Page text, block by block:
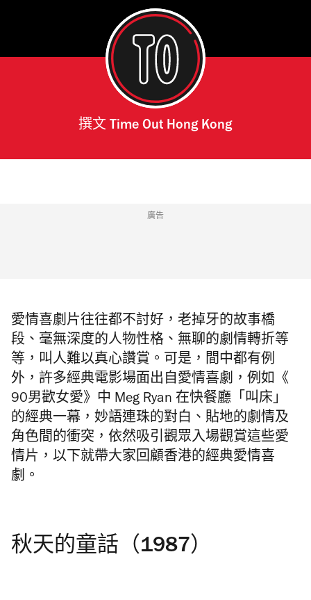
撰文 Time Out Hong Kong
廣告
愛情喜劇片往往都不討好，老掉牙的故事橋
段、 毫無深度的人物性格、無聊的劇情轉折等
等，叫人難以真心讚賞。 可是，間中都有例
外，許多經典電影場面出自愛情喜劇，例如《
90男歡女愛》中 Meg Ryan 在快餐廳「叫床」
的經典一幕，妙語連珠的對白、 貼地的劇情及
角色間的衝突，依然吸引觀眾入場觀賞這些愛
情片， 以下就帶大家回顧香港的經典愛情喜
劇。
秋天的童話（1987）